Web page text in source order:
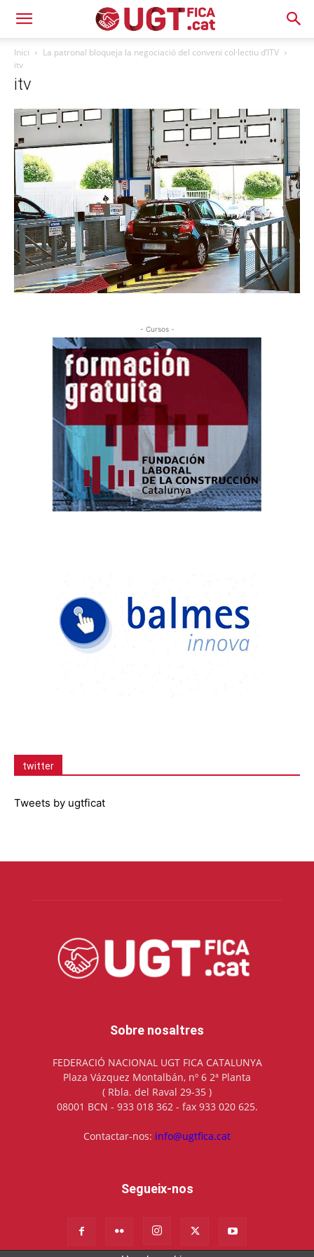
Inici
La patronal bloqueja la negociació del conveni col·lectiu d’ITV
itv
itv
- Cursos -
twitter
Tweets by ugtficat
Sobre nosaltres
FEDERACIÓ NACIONAL UGT FICA CATALUNYA
Plaza Vázquez Montalbán, nº 6 2ª Planta
( Rbla. del Raval 29-35 )
08001 BCN - 933 018 362 - fax 933 020 625.
Contactar-nos: info@ugtfica.cat
Segueix-nos